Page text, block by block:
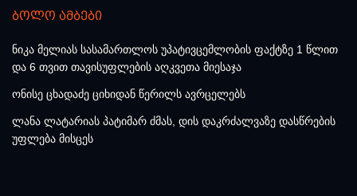
ბოლო ამბები
ნიკა მელიას სასამართლოს უპატივცემლობის ფაქტზე 1 წლით
და 6 თვით თავისუფლების აღკვეთა მიესაჯა
ონისე ცხადაძე ციხიდან წერილს ავრცელებს
ლანა ლატარიას პატიმარ ძმას, დის დაკრძალვაზე დასწრების
უფლება მისცეს